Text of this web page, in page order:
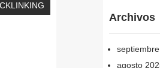
Archivos
agosto